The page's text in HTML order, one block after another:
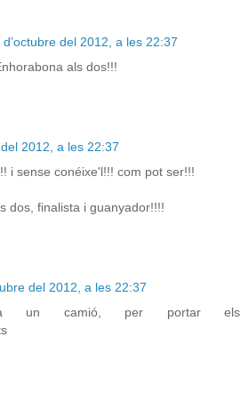
d’octubre del 2012, a les 22:37
als dos!!!
2012, a les 22:37
i sense conéixe'l!!! com pot ser!!!
dos, finalista i guanyador!!!!
del 2012, a les 22:37
un camió, per portar els